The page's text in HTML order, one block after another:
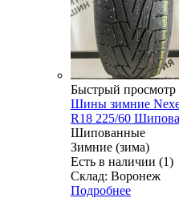
Быстрый просмотр
Шины зимние
R18 225/60
Шипованные
Зимние (зима)
Есть в наличии (1)
Склад: Воронеж
Подробнее